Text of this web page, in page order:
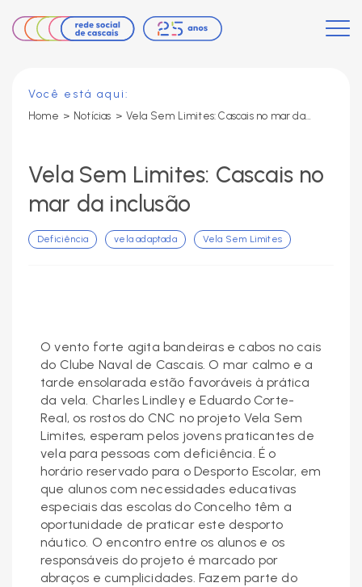
Você está aqui:
Home > Notícias > Vela Sem Limites: Cascais no mar da inclusão
Vela Sem Limites: Cascais no
mar da inclusão
Deficiência vela adaptada Vela Sem Limites
O vento forte agita bandeiras e cabos no cais
do Clube Naval de Cascais. O mar calmo e a
tarde ensolarada estão favoráveis à prática
da vela. Charles Lindley e Eduardo Corte-
Real, os rostos do CNC no projeto Vela Sem
Limites, esperam pelos jovens praticantes de
vela para pessoas com deficiência. É o
horário reservado para o Desporto Escolar, em
que alunos com necessidades educativas
especiais das escolas do Concelho têm a
oportunidade de praticar este desporto
náutico. O encontro entre os alunos e os
responsáveis do projeto é marcado por
abraços e cumplicidades. Fazem parte do